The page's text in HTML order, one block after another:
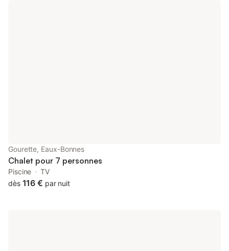
Gourette, Eaux-Bonnes
Chalet pour 7 personnes
Piscine
TV
dès 116 € par nuit